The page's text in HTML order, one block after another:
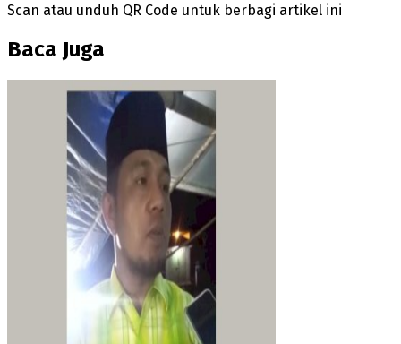
Scan atau unduh QR Code untuk berbagi artikel ini
Baca Juga